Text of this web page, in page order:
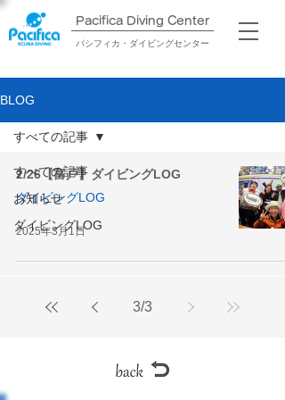
Pacifica Diving Center​
パシフィカ・ダイビングセンター
BLOG
すべての記事
お知らせ
ダイビングLOG
すべての記事
2/26【富戸】ダイビングLOG
ダイビングLOG
2025年3月1日
3/3